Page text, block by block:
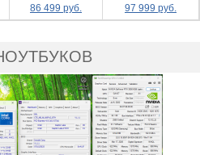
86 499 руб. 97 999 руб.